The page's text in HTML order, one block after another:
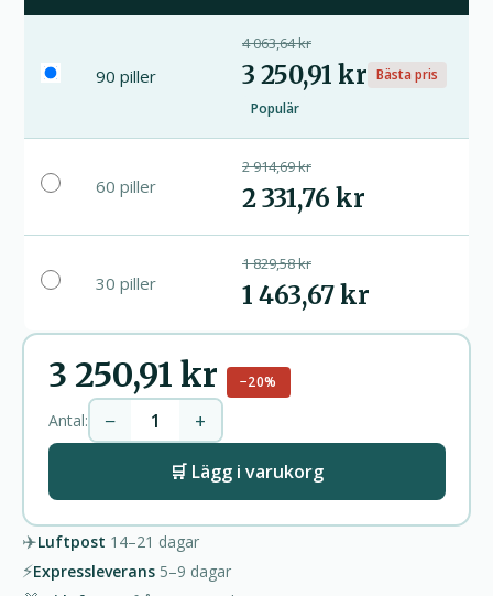
90 piller
4 063,64 kr
3 250,91 kr Bästa pris
Populär
60 piller
2 914,69 kr
2 331,76 kr
30 piller
1 829,58 kr
1 463,67 kr
3 250,91 kr −20%
Antal: − +
🛒 Lägg i varukorg
✈️Luftpost 14–21 dagar
⚡Expressleverans 5–9 dagar